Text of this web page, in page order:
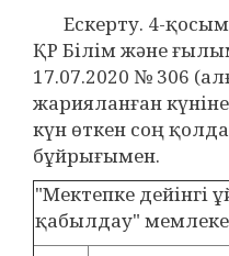
Ескерту. 4-
ҚР Білім және
17.07.2020 № 306
жарияланған
күн өткен соң
бұйрығымен.
"Мектепке
қабылдау"